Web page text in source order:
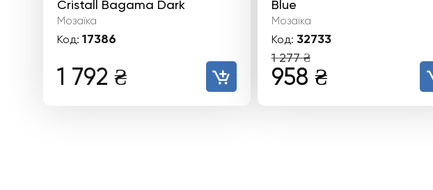
Сristall Bagama Dark
Мозаїка
Код: 17386
1 792 ₴
Blue
Мозаїка
Код: 32733
1 277₴
Оригінальна
958 ₴Поточна